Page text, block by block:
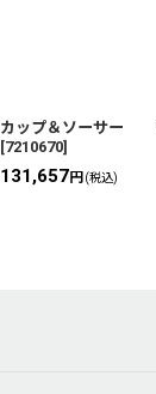
カップ＆ソーサー
[7210670]
131,657円 (税込)